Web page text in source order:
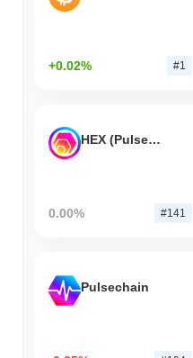
+0.02% #1
HEX (Pulsechain)
0.00% #141
Pulsechain